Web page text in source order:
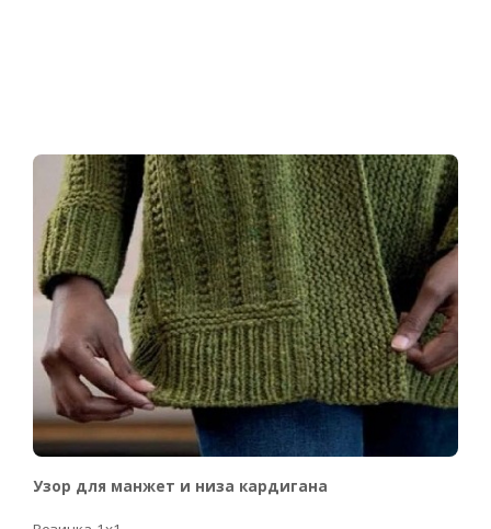
Узор для манжет и низа кардигана